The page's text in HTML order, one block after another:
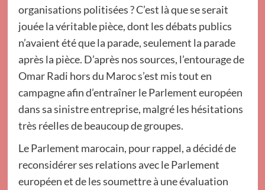
organisations politisées ? C’est là que se serait
jouée la véritable pièce, dont les débats publics
n’avaient été que la parade, seulement la parade
après la pièce. D’après nos sources, l’entourage de
Omar Radi hors du Maroc s’est mis tout en
campagne afin d’entraîner le Parlement européen
dans sa sinistre entreprise, malgré les hésitations
très réelles de beaucoup de groupes.
Le Parlement marocain, pour rappel, a décidé de
reconsidérer ses relations avec le Parlement
européen et de les soumettre à une évaluation